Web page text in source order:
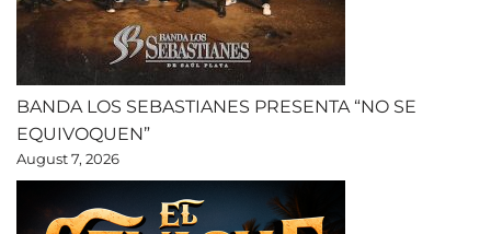
BANDA LOS SEBASTIANES PRESENTA “NO SE
EQUIVOQUEN”
August 7, 2026